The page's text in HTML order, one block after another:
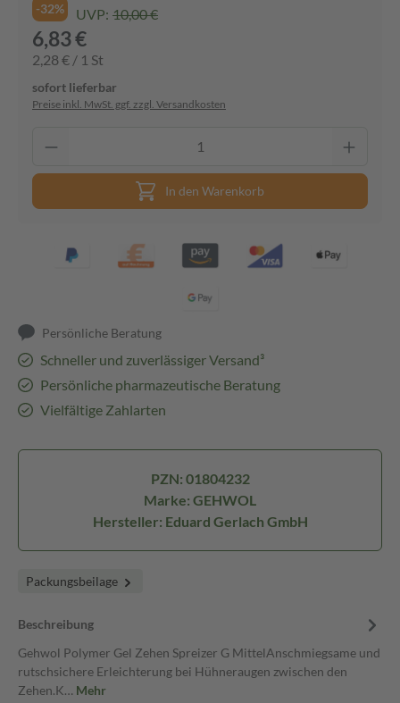
-32% UVP: 10,00 €
6,83 €
2,28 € / 1 St
sofort lieferbar
Preise inkl. MwSt. ggf. zzgl. Versandkosten
In den Warenkorb
Persönliche Beratung
Schneller und zuverlässiger Versand³
Persönliche pharmazeutische Beratung
Vielfältige Zahlarten
PZN: 01804232
Marke: GEHWOL
Hersteller: Eduard Gerlach GmbH
Packungsbeilage
Beschreibung
Gehwol Polymer Gel Zehen Spreizer G MittelAnschmiegsame und
rutschsichere Erleichterung bei Hühneraugen zwischen den
Zehen.K… Mehr